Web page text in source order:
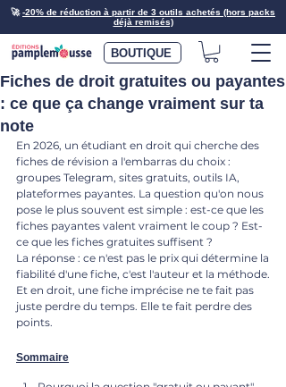
🚀-20% de réduction à partir de 3 outils achetés (hors packs
déjà remisés)
BOUTIQUE
Fiches de droit gratuites ou payantes
: ce que ça change vraiment sur ta
note
En 2026, un étudiant en droit qui cherche des
fiches de révision a l'embarras du choix :
groupes Telegram, sites gratuits, outils IA,
plateformes payantes. La question qu'on nous
pose le plus souvent est simple : est-ce que les
fiches payantes valent vraiment le coup ? Est-
ce que les fiches gratuites suffisent ?
La réponse : ce n'est pas le prix qui détermine la
fiabilité d'une fiche, c'est l'auteur et la méthode.
Et en droit, une fiche imprécise ne te fait pas
juste perdre du temps. Elle te fait perdre des
points.
Sommaire